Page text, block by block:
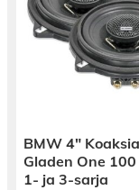
BMW 4″
Gladen One
1- ja 3-sarja